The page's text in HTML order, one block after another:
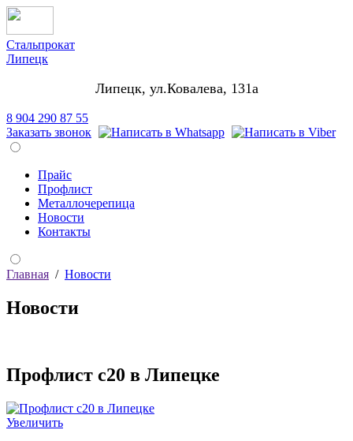
Стальпрокат
Липецк
Липецк, ул.Ковалева, 131а
8 904 290 87 55
Заказать звонок
Прайс
Профлист
Металлочерепица
Новости
Контакты
Главная / Новости
Новости
Профлист с20 в Липецке
Увеличить